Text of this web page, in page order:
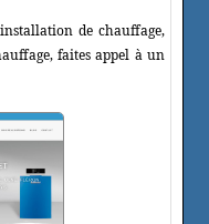
de chauffage,
faites appel à un